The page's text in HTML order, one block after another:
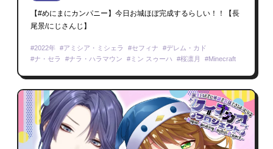
【#めにまにカンパニー】今日お城ほぼ完成するらしい！！【長
尾景/にじさんじ】
2022年 アミシア・ミシェラ セフィナ
デレム・カド
ナ・セラ
ナラ・ハラマウン ミン スゥーハ 桜凛月 Minecraft